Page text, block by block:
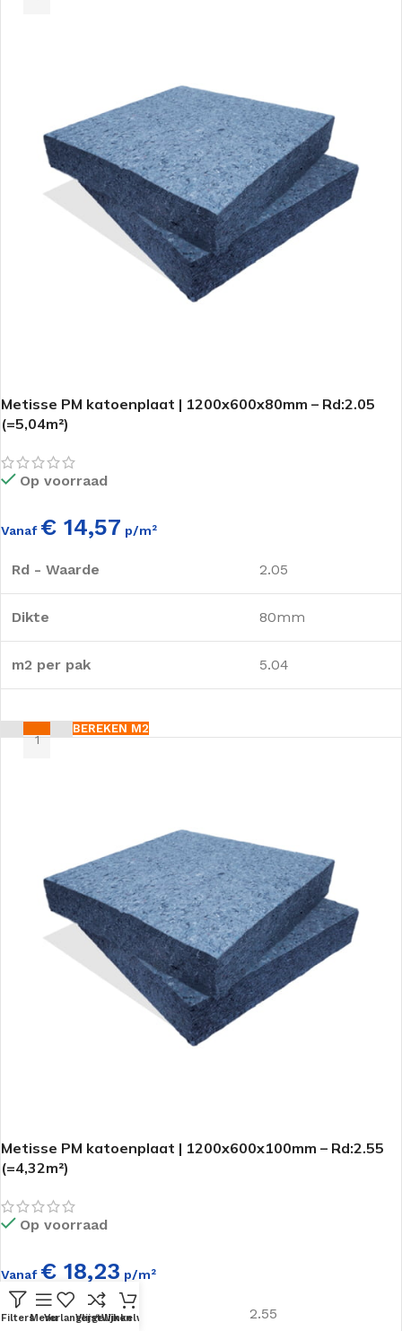
Metisse PM katoenplaat | 1200x600x80mm – Rd:2.05
(=5,04m²)
Op voorraad
Vanaf € 14,57 p/m²
Rd - Waarde 2.05
Dikte 80mm
m2 per pak 5.04
BEREKEN M2
Metisse PM katoenplaat | 1200x600x100mm – Rd:2.55
(=4,32m²)
Op voorraad
Vanaf € 18,23 p/m²
Rd - Waarde 2.55
FiltersMenuVerlanglijstVergelijken
Winkelwagen